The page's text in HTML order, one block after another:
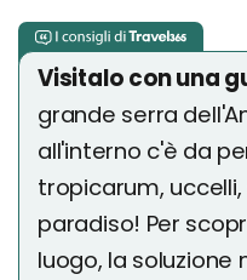
Visitalo con una
grande serra
all'interno c'è da
tropicarum,
paradiso! Per
luogo, la soluzione